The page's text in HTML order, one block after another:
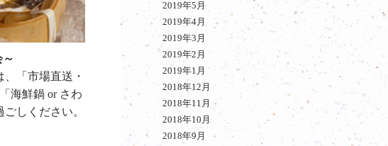
「市場直送・
海鮮鍋 or さわ
しください。
2019年5月
2019年4月
2019年3月
2019年2月
2019年1月
2018年12月
2018年11月
2018年10月
2018年9月